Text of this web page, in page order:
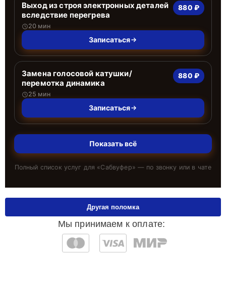
Выход из строя электронных деталей
вследствие перегрева
20 мин
880 ₽
Записаться
Замена голосовой катушки/
перемотка динамика
25 мин
880 ₽
Записаться
Показать всё
Полный список услуг для «Сабвуфер» — по звонку или в чате
Мы принимаем к оплате:
Другая поломка